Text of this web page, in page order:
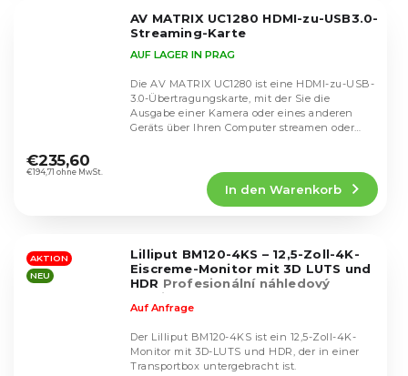
AV MATRIX UC1280 HDMI-zu-USB3.0-
Streaming-Karte
durchschnittliche
Produktbewertung
Sternen.
AUF LAGER IN PRAG
€194,71 ohne MwSt.
€235,60
In den Warenkorb
Die AV MATRIX UC1280 ist eine HDMI-zu-USB-
3.0-Übertragungskarte, mit der Sie die
Ausgabe einer Kamera oder eines anderen
Geräts über Ihren Computer streamen oder
AKTION
NEU
Lilliput BM120-4KS – 12,5-Zoll-4K-
Eiscreme-Monitor mit 3D LUTS und
HDR Profesionální náhledový
monitor + hardcase
Auf Anfrage
Der Lilliput BM120-4KS ist ein 12,5-Zoll-4K-
Monitor mit 3D-LUTS und HDR, der in einer
Transportbox untergebracht ist.